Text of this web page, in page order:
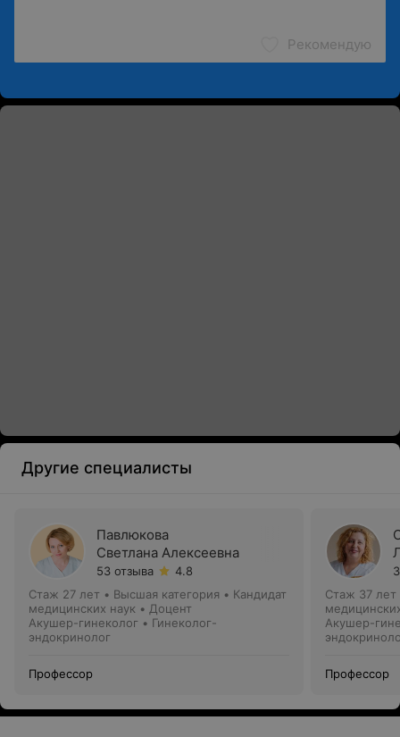
Рекомендую
Другие специалисты
Павлюкова
Светлана Алексеевна
53 отзыва
4.8
Стаж 27 лет • Высшая категория • Кандидат
медицинских наук • Доцент
Акушер-гинеколог • Гинеколог-
эндокринолог
Профессор
Стаж 37 лет
Акушер-
Профессор